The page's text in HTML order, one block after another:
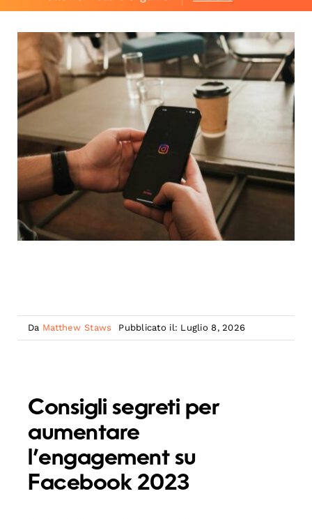
Da Matthew Staws Pubblicato il: Luglio 8, 2026
Consigli segreti per
aumentare
l’engagement su
Facebook 2023